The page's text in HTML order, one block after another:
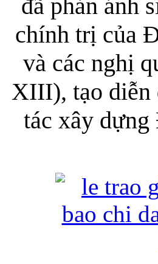
đã phản ánh
chính trị của
và các nghị
XIII), tạo diễn
tác xây